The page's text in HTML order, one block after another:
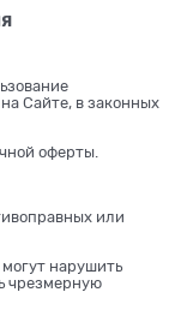
Сайте, в законных
оферты.
или
нарушить
чрезмерную